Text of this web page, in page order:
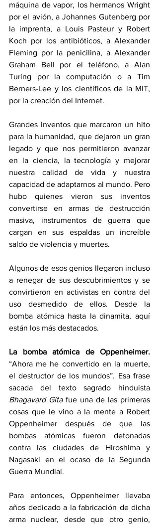
máquina de vapor, los hermanos Wright
por el avión, a Johannes Gutenberg por
la imprenta, a Louis Pasteur y Robert
Koch por los antibióticos, a Alexander
Fleming por la penicilina, a Alexander
Graham Bell por el teléfono, a Alan
Turing por la computación o a Tim
Berners-Lee y los científicos de la MIT,
por la creación del Internet.
Grandes inventos que marcaron un hito
para la humanidad, que dejaron un gran
legado y que nos permitieron avanzar
en la ciencia, la tecnología y mejorar
nuestra calidad de vida y nuestra
capacidad de adaptarnos al mundo. Pero
hubo quienes vieron sus inventos
convertirse en armas de destrucción
masiva, instrumentos de guerra que
cargan en sus espaldas un increíble
saldo de violencia y muertes.
Algunos de esos genios llegaron incluso
a renegar de sus descubrimientos y se
convirtieron en activistas en contra del
uso desmedido de ellos. Desde la
bomba atómica hasta la dinamita, aquí
están los más destacados.
“Ahora me he convertido en la muerte,
el destructor de los mundos”. Esa frase
Bhagavard Gita fue una de las primeras
cosas que le vino a la mente a Robert
Oppenheimer después de que las
bombas atómicas fueron detonadas
contra las ciudades de Hiroshima y
Nagasaki en el ocaso de la Segunda
Guerra Mundial.
Para entonces, Oppenheimer llevaba
años dedicado a la fabricación de dicha
arma nuclear, desde que otro genio,